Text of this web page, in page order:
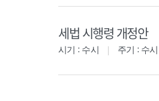
세법 시행령 개정안
시기 : 수시 주기 : 수시